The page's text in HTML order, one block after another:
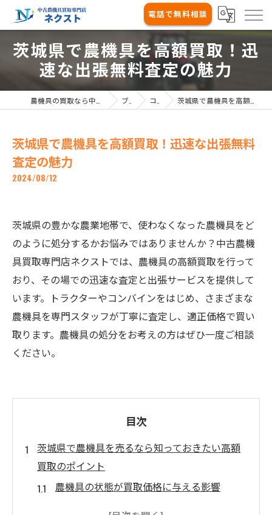
電話で無料相談
茨城県で農機具を高額買取！迅
速な出張無料査定の魅力
ブログ コラム 茨城県で農機具を高額買取！迅速な出張無料査定の魅力
茨城県で農機具を高額買取！迅速な出張無料
査定の魅力
2024/08/12
茨城県の豊かな農業地帯で、使わなくなった農機具をど
のように処分するかお悩みではありませんか？中古農機
具買取専門店ネクストでは、農機具の高額買取を行って
おり、その場での迅速な査定と出張サービスを提供して
います。トラクターやコンバインをはじめ、さまざまな
農機具を専門スタッフが丁寧に査定し、適正価格で買い
取ります。農機具の処分をお考えの方はぜひ一度ご相談
ください。
目次
茨城県で農機具を売るなら知っておきたい高額
買取のポイント
農機具の状態が買取価格に与える影響
高額買取を狙うためのメンテナンス方法